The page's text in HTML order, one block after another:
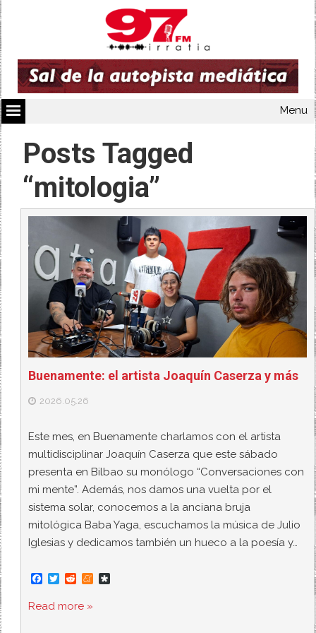
Menu
Posts Tagged
“mitologia”
Buenamente: el artista Joaquín Caserza y más
2026.05.26
Este mes, en Buenamente charlamos con el artista
multidisciplinar Joaquín Caserza que este sábado
presenta en Bilbao su monólogo “Conversaciones con
mi mente”. Además, nos damos una vuelta por el
sistema solar, conocemos a la anciana bruja
mitológica Baba Yaga, escuchamos la música de Julio
Iglesias y dedicamos también un hueco a la poesía y…
F
c
e
T
i
t
R
d
d
M
Read more »